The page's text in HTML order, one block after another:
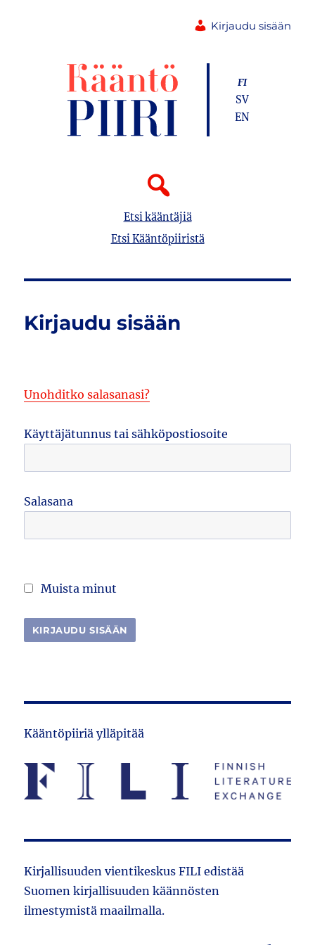
Kirjaudu sisään
Etsi kääntäjiä
Etsi Kääntöpiiristä
FI
SV
EN
Kirjaudu sisään
Unohditko salasanasi?
Käyttäjätunnus tai sähköpostiosoite
Salasana
Muista minut
Kääntöpiiriä ylläpitää
Kirjallisuuden vientikeskus FILI edistää
Suomen kirjallisuuden käännösten
ilmestymistä maailmalla.